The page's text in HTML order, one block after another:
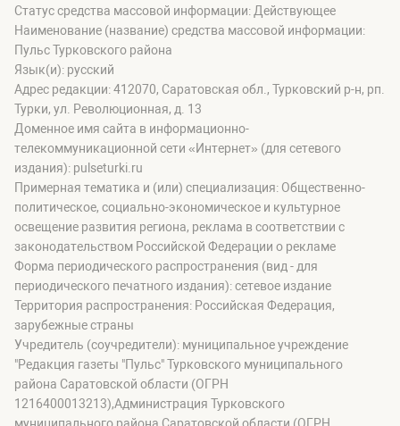
Статус средства массовой информации: Действующее
Наименование (название) средства массовой информации:
Пульс Турковского района
Язык(и): русский
Адрес редакции: 412070, Саратовская обл., Турковский р-н, рп.
Турки, ул. Революционная, д. 13
Доменное имя сайта в информационно-
телекоммуникационной сети «Интернет» (для сетевого
издания): pulseturki.ru
Примерная тематика и (или) специализация: Общественно-
политическое, социально-экономическое и культурное
освещение развития региона, реклама в соответствии с
законодательством Российской Федерации о рекламе
Форма периодического распространения (вид - для
периодического печатного издания): сетевое издание
Территория распространения: Российская Федерация,
зарубежные страны
Учредитель (соучредители): муниципальное учреждение
"Редакция газеты "Пульс" Турковского муниципального
района Саратовской области (ОГРН
1216400013213),Администрация Турковского